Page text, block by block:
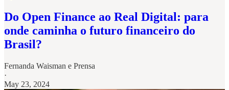
Do Open Finance ao Real Digital: para
onde caminha o futuro financeiro do
Brasil?
Fernanda Waisman e Prensa
·
May 23, 2024